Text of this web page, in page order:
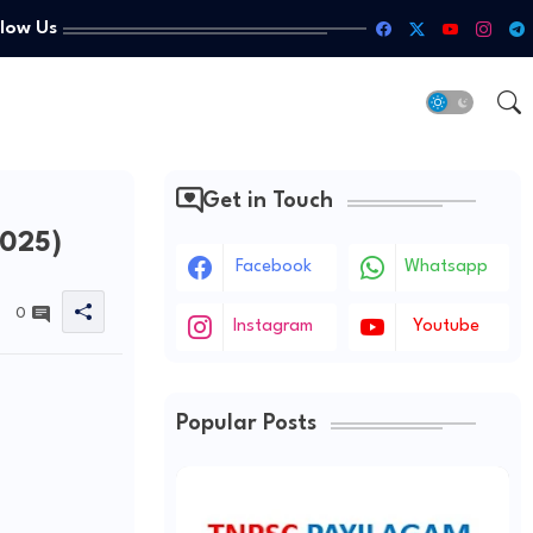
Us
0
Get in Touch
Facebook Whatsapp
Instagram Youtube
Popular Posts